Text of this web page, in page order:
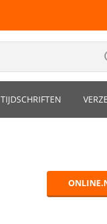
TIJDSCHRIFTEN